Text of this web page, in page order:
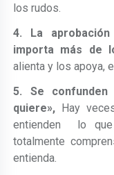
los rudos.
4. La
importa más de
alienta y los apoya,
5. Se
quiere», Hay
entienden lo
totalmente
entienda.